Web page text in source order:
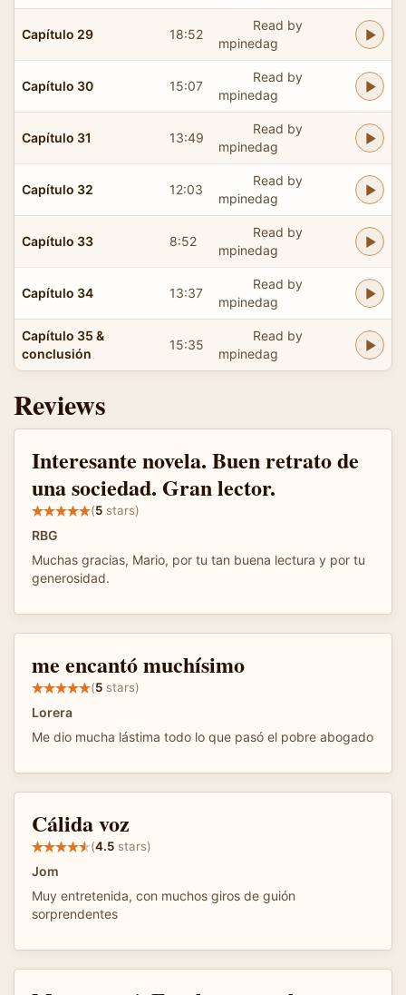
Capítulo 29 18:52
Read by
mpinedag
Capítulo 30 15:07
Read by
mpinedag
Capítulo 31 13:49
Read by
mpinedag
Capítulo 32 12:03
Read by
mpinedag
Capítulo 33 8:52
Read by
mpinedag
Capítulo 34 13:37
Read by
mpinedag
Capítulo 35 &
conclusión
15:35
Read by
mpinedag
Reviews
Interesante novela. Buen retrato de
una sociedad. Gran lector.
(5 stars)
RBG
Muchas gracias, Mario, por tu tan buena lectura y por tu
generosidad.
me encantó muchísimo
(5 stars)
Lorera
Me dio mucha lástima todo lo que pasó el pobre abogado
Cálida voz
(4.5 stars)
Jom
Muy entretenida, con muchos giros de guión
sorprendentes